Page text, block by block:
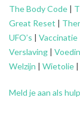
The Body Code |
Great Reset |
UFO’s | Vaccinatie
Verslaving |
Welzijn | Wietolie |
Meld je aan als